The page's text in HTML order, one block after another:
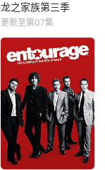
龙之家族第三季
更新至第07集